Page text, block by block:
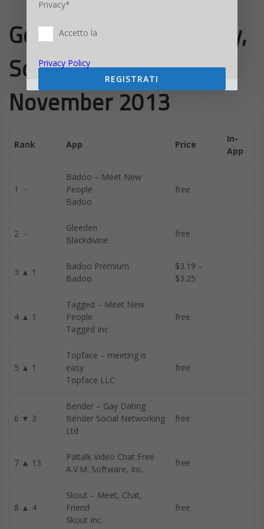
Google Play Store, Italy,
Social, Grossing,
November 2013
Rank App Price
In-
App
1 ﹣
Badoo – Meet New
People
Badoo
free
2 ﹣
Gleeden
Blackdivine
free
3 ▲ 1
Badoo Premium
Badoo
$3.19 –
$3.25
4 ▲ 1
Tagged – Meet New
People
Tagged Inc
free
5 ▲ 1
Topface – meeting is
easy
Topface LLC
free
6 ▼ 3
Bender – Gay Dating
Bender Social Networking
Ltd
free
7 ▲ 13
Paltalk Video Chat Free
A.V.M. Software, Inc.
free
8 ▲ 4
Skout – Meet, Chat,
Friend
Skout Inc.
free
Privacy*
Accetto la
Privacy Policy
REGISTRATI